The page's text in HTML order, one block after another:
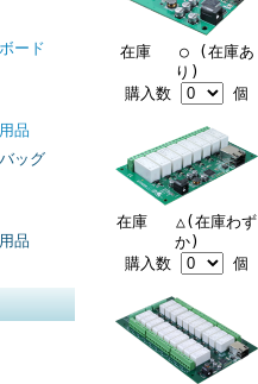
ード
品
ッグ
品
在庫 ○ (在庫あ
り)
購入数
個
在庫 △(在庫わず
か)
購入数
個